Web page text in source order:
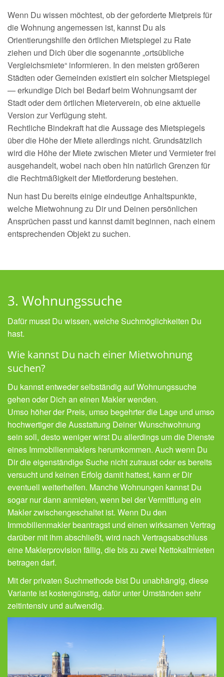
Wenn Du wissen möchtest, ob der geforderte Mietpreis für
die Wohnung angemessen ist, kannst Du als
Orientierungshilfe den örtlichen Mietspiegel zu Rate
ziehen und Dich über die sogenannte „ortsübliche
Vergleichsmiete“ informieren. In den meisten größeren
Städten oder Gemeinden existiert ein solcher Mietspiegel
— erkundige Dich bei Bedarf beim Wohnungsamt der
Stadt oder dem örtlichen Mieterverein, ob eine aktuelle
Version zur Verfügung steht.
Rechtliche Bindekraft hat die Aussage des Mietspiegels
über die Höhe der Miete allerdings nicht. Grundsätzlich
wird die Höhe der Miete zwischen Mieter und Vermieter frei
ausgehandelt, wobei nach oben hin natürlich Grenzen für
die Rechtmäßigkeit der Mietforderung bestehen.
Nun hast Du bereits einige eindeutige Anhaltspunkte,
welche Mietwohnung zu Dir und Deinen persönlichen
Ansprüchen passt und kannst damit beginnen, nach einem
entsprechenden Objekt zu suchen.
3. Wohnungssuche
Dafür musst Du wissen, welche Suchmöglichkeiten Du
hast.
Wie kannst Du nach einer Mietwohnung
suchen?
Du kannst entweder selbständig auf Wohnungssuche
gehen oder Dich an einen Makler wenden.
Umso höher der Preis, umso begehrter die Lage und umso
hochwertiger die Ausstattung Deiner Wunschwohnung
sein soll, desto weniger wirst Du allerdings um die Dienste
eines Immobilienmaklers herumkommen. Auch wenn Du
Dir die eigenständige Suche nicht zutraust oder es bereits
versucht und keinen Erfolg damit hattest, kann er Dir
eventuell weiterhelfen. Manche Wohnungen kannst Du
sogar nur dann anmieten, wenn bei der Vermittlung ein
Makler zwischengeschaltet ist. Wenn Du den
Immobilienmakler beantragst und einen wirksamen Vertrag
darüber mit ihm abschließt, wird nach Vertragsabschluss
eine Maklerprovision fällig, die bis zu zwei Nettokaltmieten
betragen darf.
Mit der privaten Suchmethode bist Du unabhängig, diese
Variante ist kostengünstig, dafür unter Umständen sehr
zeitintensiv und aufwendig.